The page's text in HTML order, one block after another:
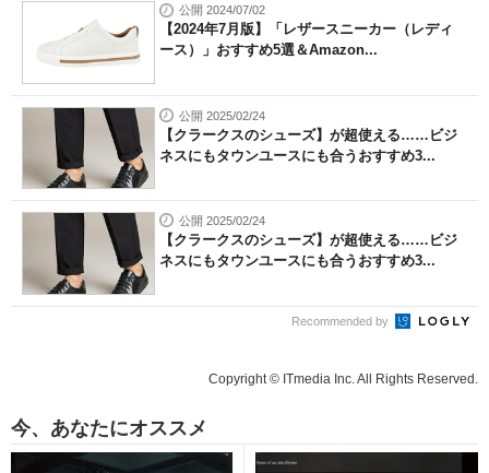
公開 2024/07/02
【2024年7月版】「レザースニーカー（レディ
ース）」おすすめ5選＆Amazon...
公開 2025/02/24
【クラークスのシューズ】が超使える……ビジ
ネスにもタウンユースにも合うおすすめ3...
公開 2025/02/24
【クラークスのシューズ】が超使える……ビジ
ネスにもタウンユースにも合うおすすめ3...
Recommended by
Copyright © ITmedia Inc. All Rights Reserved.
今、あなたにオススメ